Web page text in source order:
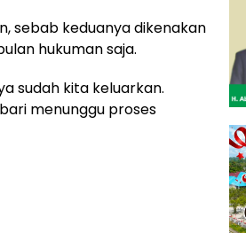
sebab keduanya dikenakan
hukuman saja.
sudah kita keluarkan.
menunggu proses